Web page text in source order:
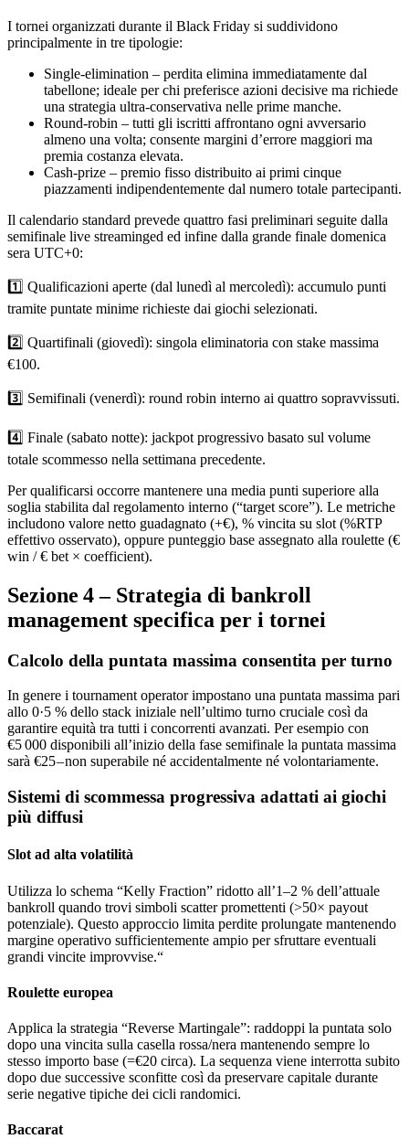
I tornei organizzati durante il Black Friday si suddividono
principalmente in tre tipologie:
Single‑elimination – perdita elimina immediatamente dal
tabellone; ideale per chi preferisce azioni decisive ma richiede
una strategia ultra‑conservativa nelle prime manche.
Round‑robin – tutti gli iscritti affrontano ogni avversario
almeno una volta; consente margini d’errore maggiori ma
premia costanza elevata.
Cash‑prize – premio fisso distribuito ai primi cinque
piazzamenti indipendentemente dal numero totale partecipanti.
Il calendario standard prevede quattro fasi preliminari seguite dalla
semifinale live streaminged ed infine dalla grande finale domenica
sera UTC+0:
1️⃣ Qualificazioni aperte (dal lunedì al mercoledì): accumulo punti
tramite puntate minime richieste dai giochi selezionati.
2️⃣ Quartifinali (giovedì): singola eliminatoria con stake massima
€100.
3️⃣ Semifinali (venerdì): round robin interno ai quattro sopravvissuti.
4️⃣ Finale (sabato notte): jackpot progressivo basato sul volume
totale scommesso nella settimana precedente.
Per qualificarsi occorre mantenere una media punti superiore alla
soglia stabilita dal regolamento interno (“target score”). Le metriche
includono valore netto guadagnato (+€), % vincita su slot (%RTP
effettivo osservato), oppure punteggio base assegnato alla roulette (€
win / € bet × coefficient).
Sezione 4 – Strategia di bankroll
management specifica per i tornei
Calcolo della puntata massima consentita per turno
In genere i tournament operator impostano una puntata massima pari
allo 0·5 % dello stack iniziale nell’ultimo turno cruciale così da
garantire equità tra tutti i concorrenti avanzati. Per esempio con
€5 000 disponibili all’inizio della fase semifinale la puntata massima
sarà €25 – non superabile né accidentalmente né volontariamente.
Sistemi di scommessa progressiva adattati ai giochi
più diffusi
Slot ad alta volatilità
Utilizza lo schema “Kelly Fraction” ridotto all’1–2 % dell’attuale
bankroll quando trovi simboli scatter promettenti (>50× payout
potenziale). Questo approccio limita perdite prolungate mantenendo
margine operativo sufficientemente ampio per sfruttare eventuali
grandi vincite improvvise.“
Roulette europea
Applica la strategia “Reverse Martingale”: raddoppi la puntata solo
dopo una vincita sulla casella rossa/nera mantenendo sempre lo
stesso importo base (=€20 circa). La sequenza viene interrotta subito
dopo due successive sconfitte così da preservare capitale durante
serie negative tipiche dei cicli randomici.
Baccarat